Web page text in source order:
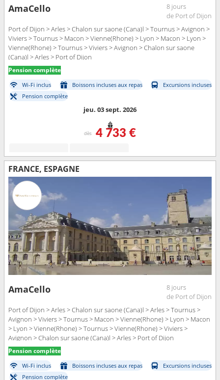
AmaCello
8 jours
de Port of Dijon
Port of Dijon > Arles > Chalon sur saone (Cana)l > Tournus > Avignon >
Viviers > Tournus > Macon > Vienne(Rhone) > Lyon > Macon > Lyon >
Vienne(Rhone) > Tournus > Viviers > Avignon > Chalon sur saone
(Cana)l > Arles > Port of Dijon
Pension complète
Wi-Fi inclus Boissons incluses aux repas
Excursions incluses
Pension complète
jeu. 03 sept. 2026
dès 4 733 €
FRANCE, ESPAGNE
AmaCello
8 jours
de Port of Dijon
Port of Dijon > Arles > Chalon sur saone (Cana)l > Arles > Tournus >
Avignon > Viviers > Tournus > Macon > Vienne(Rhone) > Lyon > Macon
> Lyon > Vienne(Rhone) > Tournus > Vienne(Rhone) > Viviers >
Avignon > Chalon sur saone (Cana)l > Arles > Port of Dijon
Pension complète
Wi-Fi inclus Boissons incluses aux repas
Excursions incluses
Pension complète